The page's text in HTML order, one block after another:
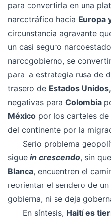
para convertirla en una
narcotráfico hacia Europa
circunstancia agravante
un casi seguro
narcogobierno, se
para la estrategia rusa de
trasero de Estados Unidos,
negativas para Colombia
México por los carteles
del continente por la
Serio problema
sigue in crescendo, sin
Blanca, encuentren el
reorientar el sendero de
gobierna, ni se deja
En síntesis, Haití es